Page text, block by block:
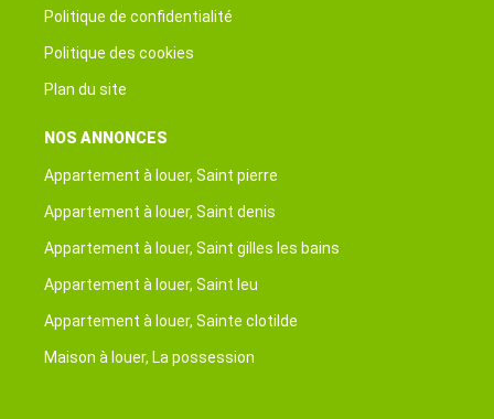
Politique de confidentialité
Politique des cookies
Plan du site
NOS ANNONCES
Appartement à louer, Saint pierre
Appartement à louer, Saint denis
Appartement à louer, Saint gilles les bains
Appartement à louer, Saint leu
Appartement à louer, Sainte clotilde
Maison à louer, La possession